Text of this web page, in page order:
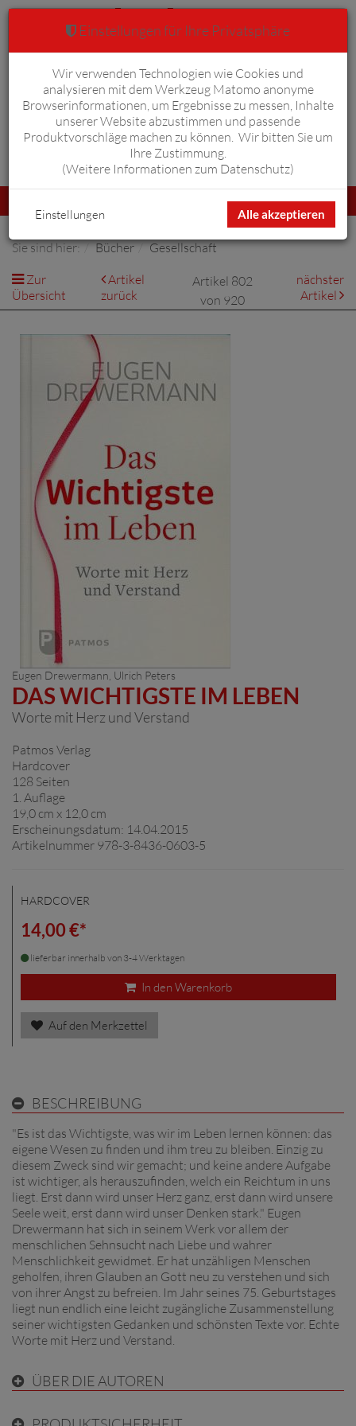
Anmelden Warenkorb 0
umschalten
Sie sind hier: Bücher
Gesellschaft
Zur
Übersicht
Artikel
zurück
Artikel 802
von 920
nächster
Artikel
Eugen Drewermann Ulrich Peters
DAS WICHTIGSTE IM LEBEN
Worte mit Herz und Verstand
Patmos Verlag
Hardcover
128 Seiten
1. Auflage
19,0 cm x 12,0 cm
Erscheinungsdatum: 14.04.2015
Artikelnummer 978-3-8436-0603-5
HARDCOVER
14,00 €*
lieferbar innerhalb von 3-4 Werktagen
In den Warenkorb
Auf den Merkzettel
BESCHREIBUNG
"Es ist das Wichtigste, was wir im Leben lernen können: das
eigene Wesen zu finden und ihm treu zu bleiben. Einzig zu
diesem Zweck sind wir gemacht; und keine andere Aufgabe
ist wichtiger, als herauszufinden, welch ein Reichtum in uns
liegt. Erst dann wird unser Herz ganz, erst dann wird unsere
Seele weit, erst dann wird unser Denken stark." Eugen
Drewermann hat sich in seinem Werk vor allem der
menschlichen Sehnsucht nach Liebe und wahrer
Menschlichkeit gewidmet. Er hat unzähligen Menschen
geholfen, ihren Glauben an Gott neu zu verstehen und sich
von ihrer Angst zu befreien. Im Jahr seines 75. Geburtstages
liegt nun endlich eine leicht zugängliche Zusammenstellung
seiner wichtigsten Gedanken und schönsten Texte vor. Echte
Worte mit Herz und Verstand.
ÜBER DIE AUTOREN
Einstellungen für Ihre Privatsphäre
Wir verwenden Technologien wie Cookies und
analysieren mit dem Werkzeug Matomo anonyme
Browserinformationen, um Ergebnisse zu messen, Inhalte
unserer Website abzustimmen und passende
Produktvorschläge machen zu können. Wir bitten Sie um
Ihre Zustimmung.
(Weitere Informationen zum Datenschutz)
Alle akzeptieren
Einstellungen